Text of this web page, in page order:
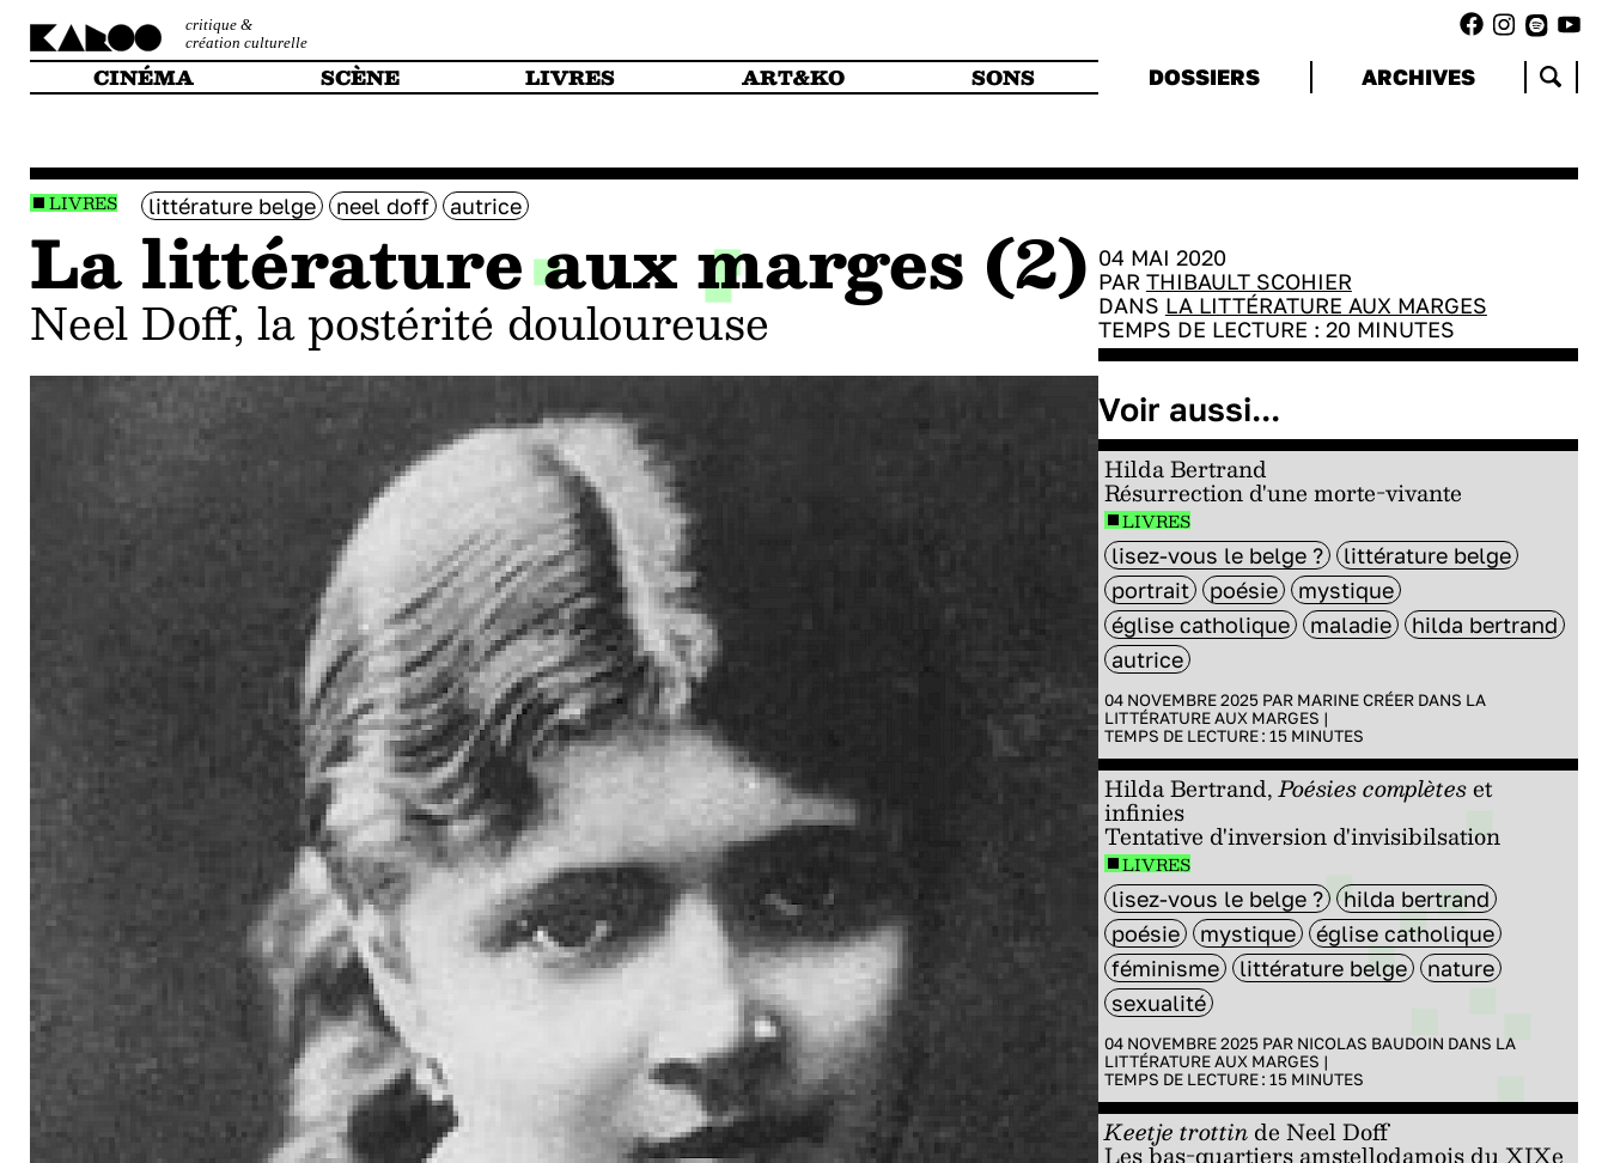
critique &
création culturelle
CINÉMA SCÈNE LIVRES ART&KO SONS DOSSIERS ARCHIVES
LIVRES littérature belge neel doff autrice
La littérature aux marges (2)
Neel Doff, la postérité douloureuse
04 MAI 2020
PAR THIBAULT SCOHIER
DANS LA LITTÉRATURE AUX MARGES
TEMPS DE LECTURE : 20 MINUTES
Voir aussi...
Hilda Bertrand
Résurrection d'une morte-vivante
LIVRES
lisez-vous le belge ?
littérature belge
portrait
poésie
mystique
église catholique
maladie
hilda bertrand
autrice
04 NOVEMBRE 2025 PAR MARINE CRÉERDANS LA
LITTÉRATURE AUX MARGES |
TEMPS DE LECTURE : 15MINUTES
Hilda Bertrand,Poésies complèteset
infinies
Tentative d'inversion d'invisibilsation
LIVRES
lisez-vous le belge ?
hilda bertrand
poésie
mystique
église catholique
féminisme
littérature belge
nature
sexualité
04 NOVEMBRE 2025 PAR NICOLAS BAUDOIN DANS LA
LITTÉRATURE AUX MARGES |
TEMPS DE LECTURE : 15MINUTES
Keetje trottinde Neel Doff
Les bas-quartiers amstellodamois du XIXe